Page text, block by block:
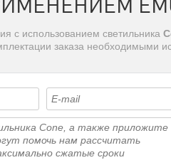
с использованием светильника
заказа необходимыми